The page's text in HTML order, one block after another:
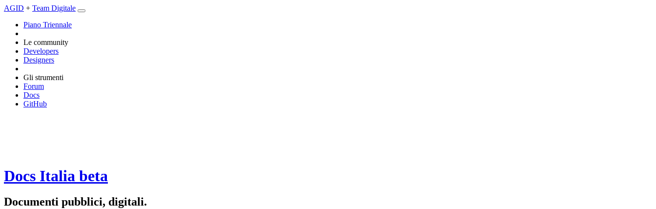
AGID + Team Digitale
Piano Triennale
Le community
Developers
Designers
Gli strumenti
Forum
Docs
GitHub
Docs Italia beta
Documenti pubblici, digitali.